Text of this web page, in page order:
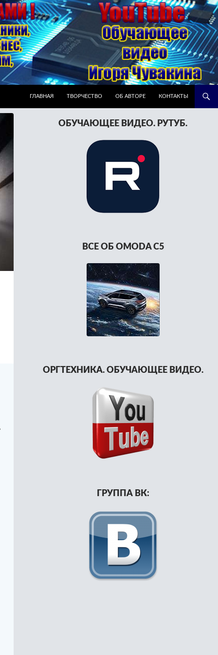
ГЛАВНАЯ
ТВОРЧЕСТВО ОБ АВТОРЕ КОНТАКТЫ
ОБУЧАЮЩЕЕ ВИДЕО. РУТУБ.
ВСЕ ОБ OMODA C5
ОРГТЕХНИКА. ОБУЧАЮЩЕЕ ВИДЕО.
ГРУППА ВК: